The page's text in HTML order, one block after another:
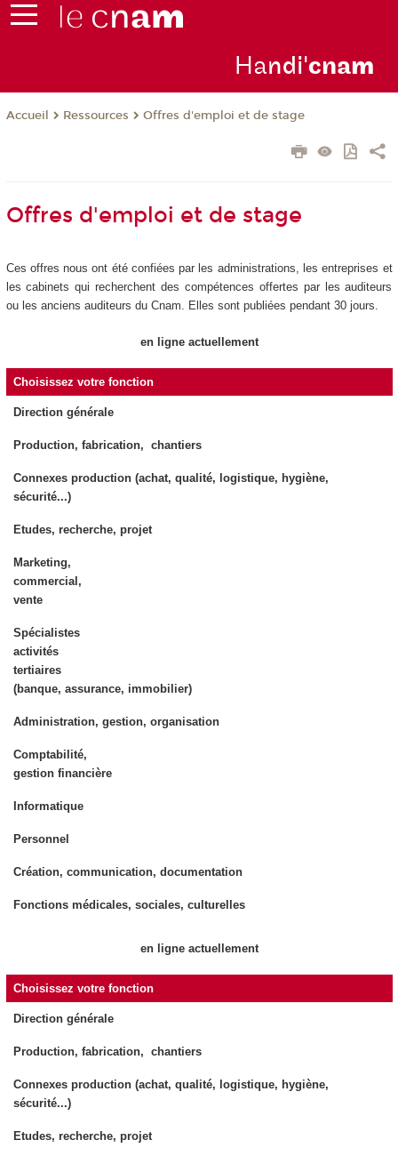
Handi'cnam
Accueil Ressources Offres d'emploi et de stage
Offres d'emploi et de stage
Ces offres nous ont été confiées par les administrations, les entreprises et
les cabinets qui recherchent des compétences offertes par les auditeurs
ou les anciens auditeurs du Cnam. Elles sont publiées pendant 30 jours.
en ligne actuellement
Choisissez votre fonction
Direction générale
Production, fabrication, chantiers
Connexes production (achat, qualité, logistique, hygiène,
sécurité...)
Etudes, recherche, projet
Marketing,
commercial,
vente
Spécialistes
activités
tertiaires
(banque, assurance, immobilier)
Administration, gestion, organisation
Comptabilité,
gestion financière
Informatique
Personnel
Création, communication, documentation
Fonctions médicales, sociales, culturelles
en ligne actuellement
Choisissez votre fonction
Direction générale
Production, fabrication, chantiers
Connexes production (achat, qualité, logistique, hygiène,
sécurité...)
Etudes, recherche, projet